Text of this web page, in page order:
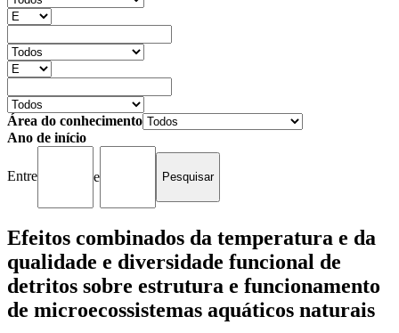
Área do conhecimento
Ano de início
Entre e
Efeitos combinados da temperatura e da
qualidade e diversidade funcional de
detritos sobre estrutura e funcionamento
de microecossistemas aquáticos naturais